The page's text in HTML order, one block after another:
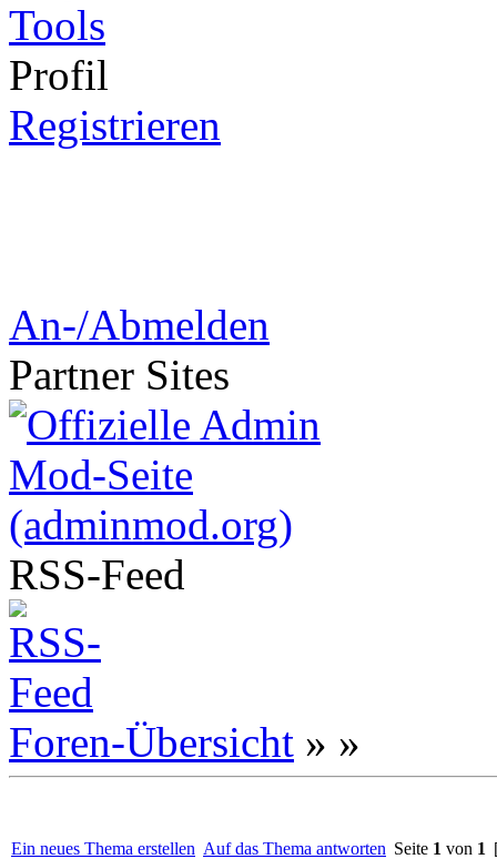
Tools
Profil
Registrieren
An-/Abmelden
Partner Sites
RSS-Feed
Foren-Übersicht » »
Ein neues Thema erstellen Auf das Thema antworten Seite 1 von 1